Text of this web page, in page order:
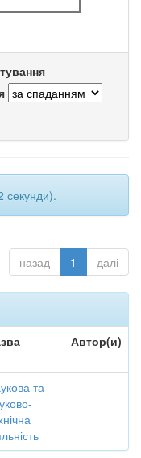
секунди).
назад 1 далі
Автор(и)
та
-